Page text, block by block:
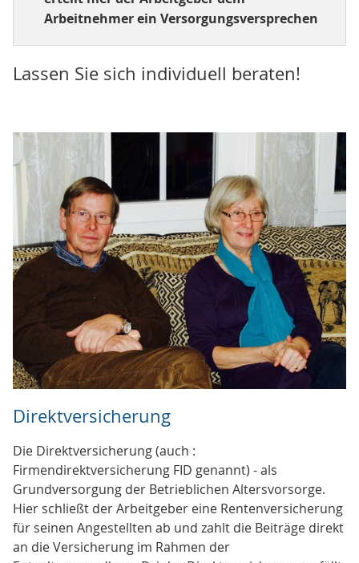
Arbeitnehmer ein Versorgungsversprechen
Lassen Sie sich individuell beraten!
Direktversicherung
Die Direktversicherung (auch :
Firmendirektversicherung FID genannt) - als
Grundversorgung der Betrieblichen Altersvorsorge.
Hier schließt der Arbeitgeber eine Rentenversicherung
für seinen Angestellten ab und zahlt die Beiträge direkt
an die Versicherung im Rahmen der